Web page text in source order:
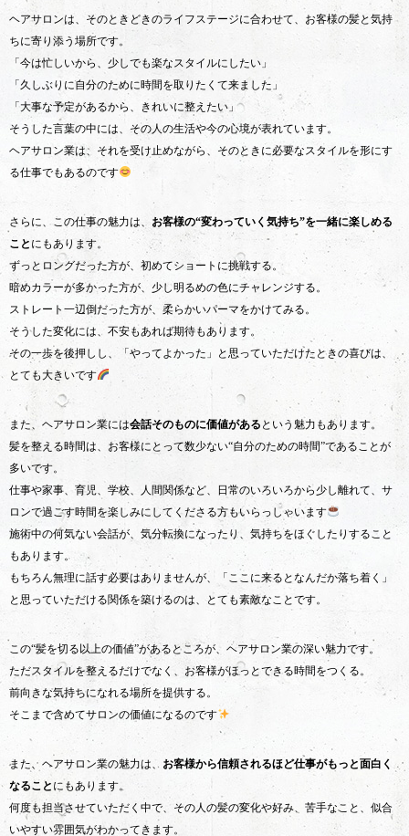
ヘアサロンは、そのときどきのライフステージに合わせて、お客様の髪と気持
ちに寄り添う場所です。
「今は忙しいから、少しでも楽なスタイルにしたい」
「久しぶりに自分のために時間を取りたくて来ました」
「大事な予定があるから、きれいに整えたい」
そうした言葉の中には、その人の生活や今の心境が表れています。
ヘアサロン業は、それを受け止めながら、そのときに必要なスタイルを形にす
る仕事でもあるのです
さらに、この仕事の魅力は、 お客様の“変わっていく気持ち”を一緒に楽しめる
こと にもあります。
ずっとロングだった方が、初めてショートに挑戦する。
暗めカラーが多かった方が、少し明るめの色にチャレンジする。
ストレート一辺倒だった方が、柔らかいパーマをかけてみる。
そうした変化には、不安もあれば期待もあります。
その一歩を後押しし、「やってよかった」と思っていただけたときの喜びは、
とても大きいです
また、ヘアサロン業には会話そのものに価値がある という魅力もあります。
髪を整える時間は、お客様にとって数少ない“自分のための時間”であることが
多いです。
仕事や家事、育児、学校、人間関係など、日常のいろいろから少し離れて、サ
ロンで過ごす時間を楽しみにしてくださる方もいらっしゃいます
施術中の何気ない会話が、気分転換になったり、気持ちをほぐしたりすること
もあります。
もちろん無理に話す必要はありませんが、「ここに来るとなんだか落ち着く」
と思っていただける関係を築けるのは、とても素敵なことです。
この“髪を切る以上の価値”があるところが、ヘアサロン業の深い魅力です。
ただスタイルを整えるだけでなく、お客様がほっとできる時間をつくる。
前向きな気持ちになれる場所を提供する。
そこまで含めてサロンの価値になるのです
また、ヘアサロン業の魅力は、 お客様から信頼されるほど仕事がもっと面白く
なること にもあります。
何度も担当させていただく中で、その人の髪の変化や好み、苦手なこと、似合
いやすい雰囲気がわかってきます。